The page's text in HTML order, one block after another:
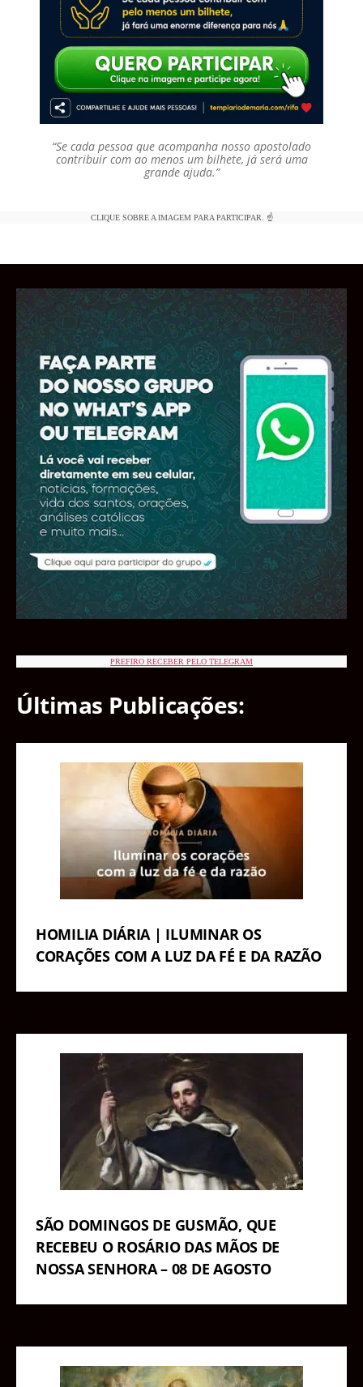
“Se cada pessoa que acompanha nosso apostolado
contribuir com ao menos um bilhete, já será uma
grande ajuda.”
CLIQUE SOBRE A IMAGEM PARA PARTICIPAR. ☝️
PREFIRO RECEBER PELO TELEGRAM
Últimas Publicações:
HOMILIA DIÁRIA | ILUMINAR OS
CORAÇÕES COM A LUZ DA FÉ E DA RAZÃO
SÃO DOMINGOS DE GUSMÃO, QUE
RECEBEU O ROSÁRIO DAS MÃOS DE
NOSSA SENHORA – 08 DE AGOSTO